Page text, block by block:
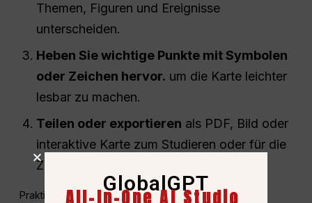
Themen, Figuren und Ereignisse
unterscheiden.
Heben Sie wichtige Punkte mit Symbolen
oder Zeichen hervor. um die Karte leichter
lesbar zu machen.
Teilen oder exportieren als PDF, Bild oder
interaktive Karte zum Studieren oder für die
Zusammenarbeit.
Praktische Beispiele:GlobalGPT